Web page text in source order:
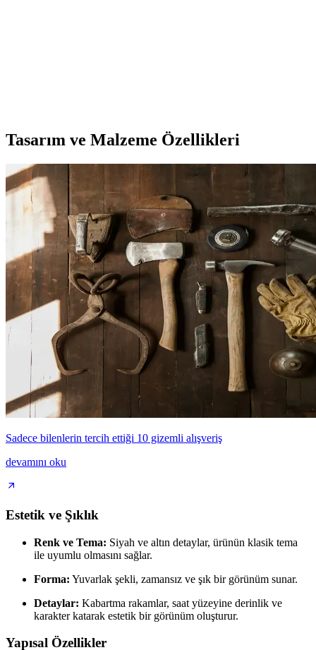
Tasarım ve Malzeme Özellikleri
Sadece bilenlerin tercih ettiği 10 gizemli alışveriş
devamını oku
Estetik ve Şıklık
Renk ve Tema: Siyah ve altın detaylar, ürünün klasik tema
ile uyumlu olmasını sağlar.
Forma: Yuvarlak şekli, zamansız ve şık bir görünüm sunar.
Detaylar: Kabartma rakamlar, saat yüzeyine derinlik ve
karakter katarak estetik bir görünüm oluşturur.
Yapısal Özellikler